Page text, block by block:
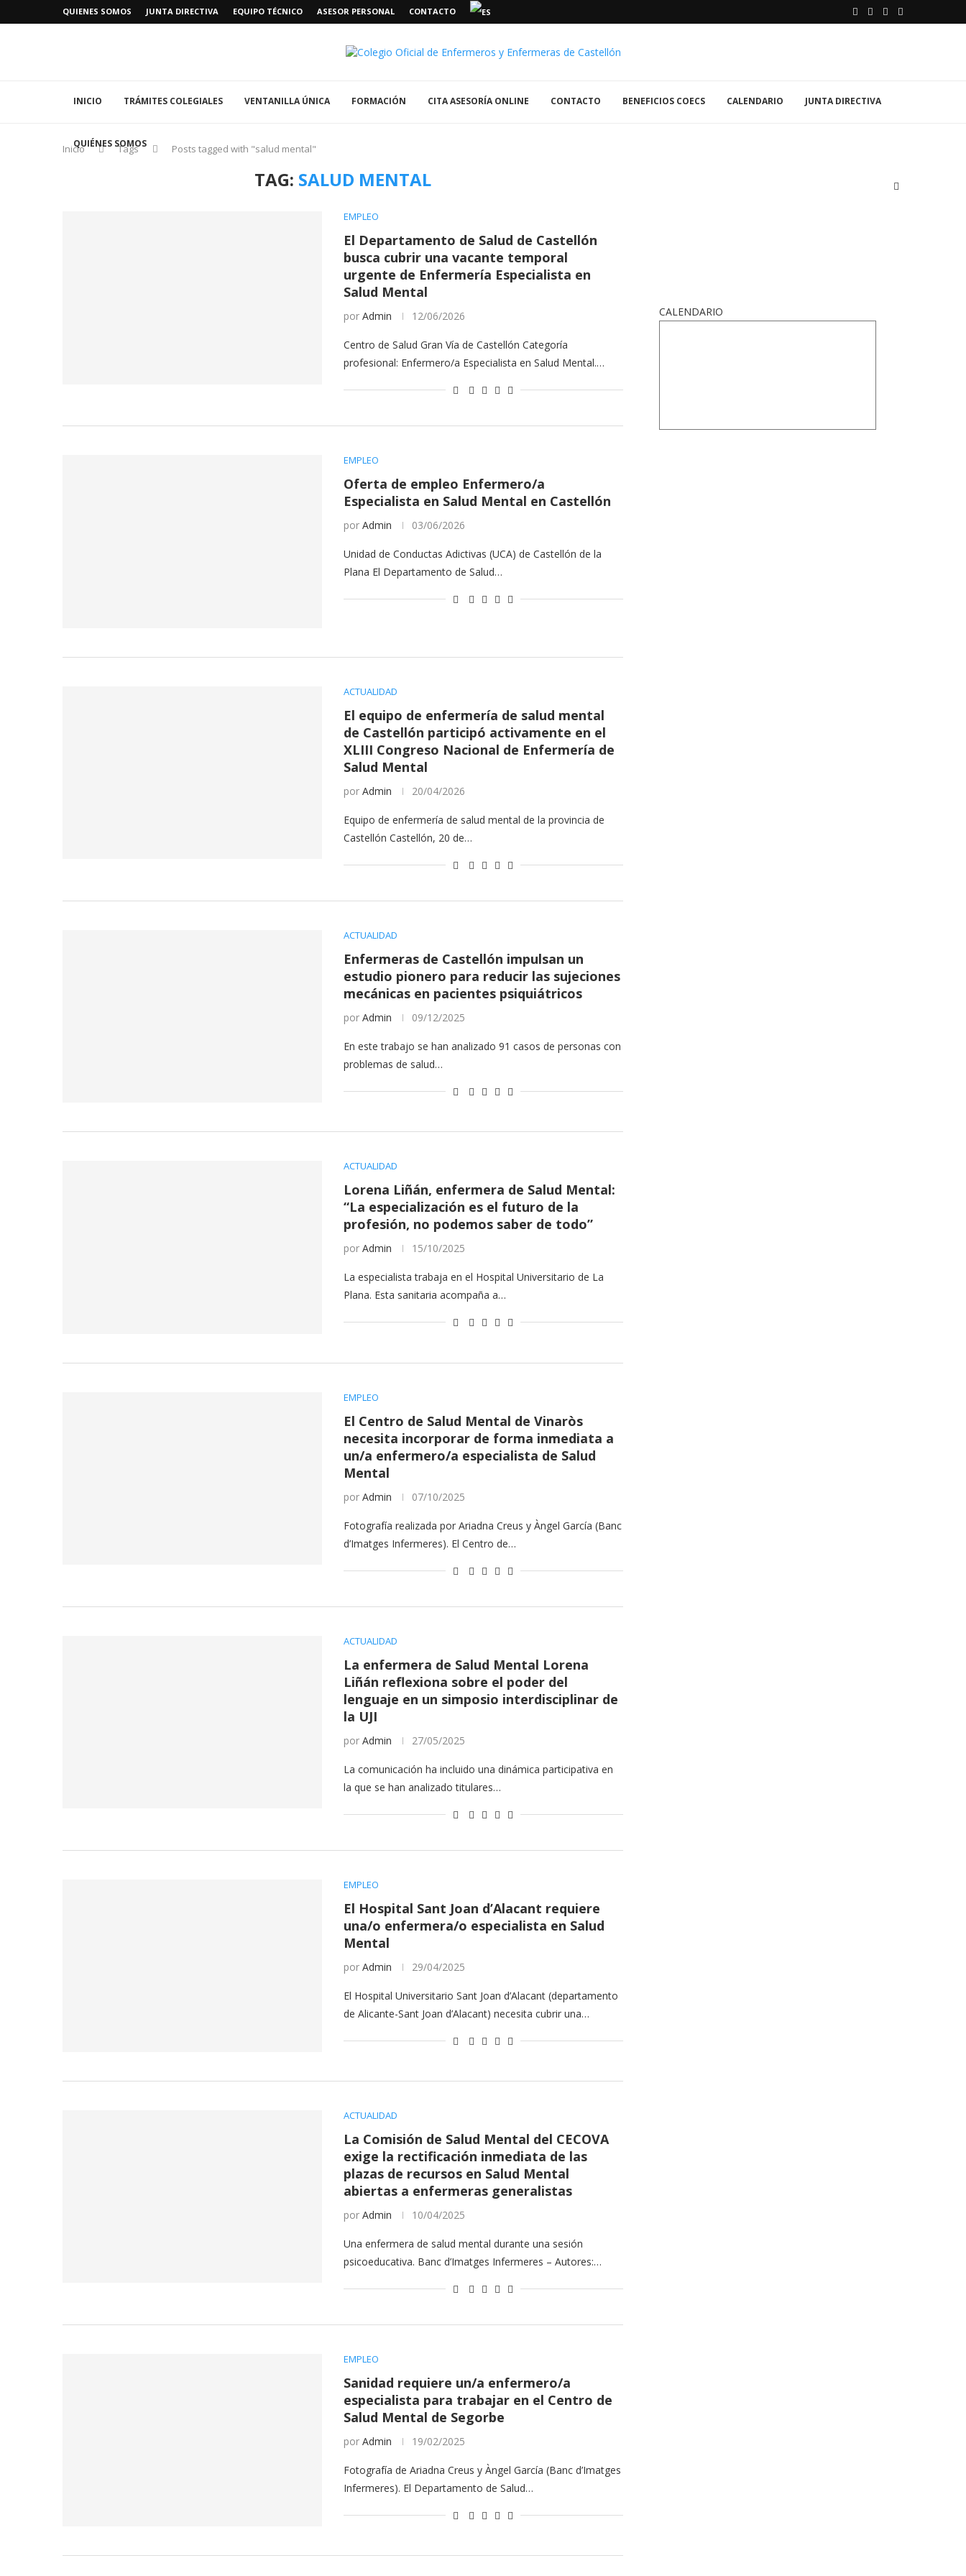
QUIENES SOMOS JUNTA DIRECTIVA EQUIPO TÉCNICO ASESOR PERSONAL CONTACTO
INICIO TRÁMITES COLEGIALES VENTANILLA ÚNICA FORMACIÓN CITA ASESORÍA ONLINE CONTACTO BENEFICIOS COECS CALENDARIO JUNTA DIRECTIVA
QUIÉNES SOMOS
Inicio Tags Posts tagged with "salud mental"
TAG: SALUD MENTAL
EMPLEO
El Departamento de Salud de Castellón
busca cubrir una vacante temporal
urgente de Enfermería Especialista en
Salud Mental
por Admin 12/06/2026
Centro de Salud Gran Vía de Castellón Categoría
profesional: Enfermero/a Especialista en Salud Mental.…
EMPLEO
Oferta de empleo Enfermero/a
Especialista en Salud Mental en Castellón
por Admin 03/06/2026
Unidad de Conductas Adictivas (UCA) de Castellón de la
Plana El Departamento de Salud…
ACTUALIDAD
El equipo de enfermería de salud mental
de Castellón participó activamente en el
XLIII Congreso Nacional de Enfermería de
Salud Mental
por Admin 20/04/2026
Equipo de enfermería de salud mental de la provincia de
Castellón Castellón, 20 de…
ACTUALIDAD
Enfermeras de Castellón impulsan un
estudio pionero para reducir las sujeciones
mecánicas en pacientes psiquiátricos
por Admin 09/12/2025
En este trabajo se han analizado 91 casos de personas con
problemas de salud…
ACTUALIDAD
Lorena Liñán, enfermera de Salud Mental:
“La especialización es el futuro de la
profesión, no podemos saber de todo”
por Admin 15/10/2025
La especialista trabaja en el Hospital Universitario de La
Plana. Esta sanitaria acompaña a…
EMPLEO
El Centro de Salud Mental de Vinaròs
necesita incorporar de forma inmediata a
un/a enfermero/a especialista de Salud
Mental
por Admin 07/10/2025
Fotografía realizada por Ariadna Creus y Àngel García (Banc
d’Imatges Infermeres). El Centro de…
ACTUALIDAD
La enfermera de Salud Mental Lorena
Liñán reflexiona sobre el poder del
lenguaje en un simposio interdisciplinar de
la UJI
por Admin 27/05/2025
La comunicación ha incluido una dinámica participativa en
la que se han analizado titulares…
EMPLEO
El Hospital Sant Joan d’Alacant requiere
una/o enfermera/o especialista en Salud
Mental
por Admin 29/04/2025
El Hospital Universitario Sant Joan d’Alacant (departamento
de Alicante-Sant Joan d’Alacant) necesita cubrir una…
ACTUALIDAD
La Comisión de Salud Mental del CECOVA
exige la rectificación inmediata de las
plazas de recursos en Salud Mental
abiertas a enfermeras generalistas
por Admin 10/04/2025
Una enfermera de salud mental durante una sesión
psicoeducativa. Banc d’Imatges Infermeres – Autores:…
EMPLEO
Sanidad requiere un/a enfermero/a
especialista para trabajar en el Centro de
Salud Mental de Segorbe
por Admin 19/02/2025
Fotografía de Ariadna Creus y Àngel García (Banc d’Imatges
Infermeres). El Departamento de Salud…
CALENDARIO